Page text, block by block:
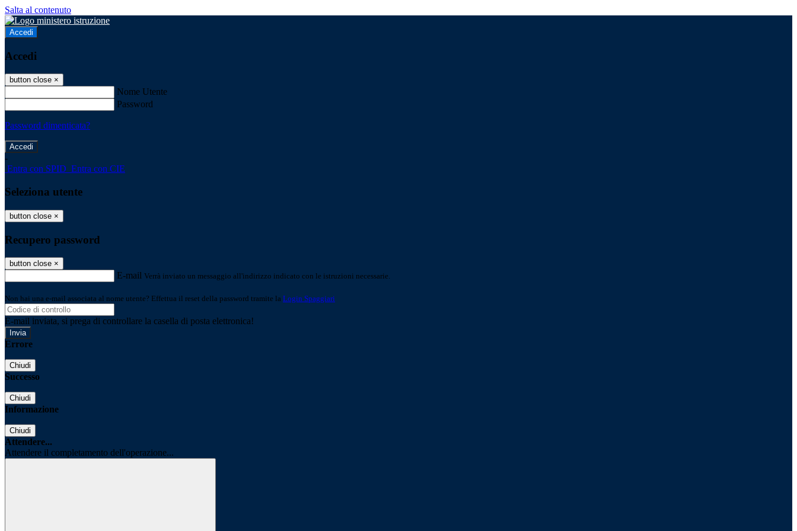
Salta al contenuto
Accedi
Accedi
button close ×
Nome Utente
Password
Password dimenticata?
-
Entra con SPID Entra con CIE
Seleziona utente
button close ×
Recupero password
button close ×
E-mail Verrà inviato un messaggio all'indirizzo indicato con le istruzioni necessarie.
Non hai una e-mail associata al nome utente? Effettua il reset della password tramite la Login Spaggiari
E-mail inviata, si prega di controllare la casella di posta elettronica!
Errore
Chiudi
Successo
Chiudi
Informazione
Chiudi
Attendere...
Attendere il completamento dell'operazione...